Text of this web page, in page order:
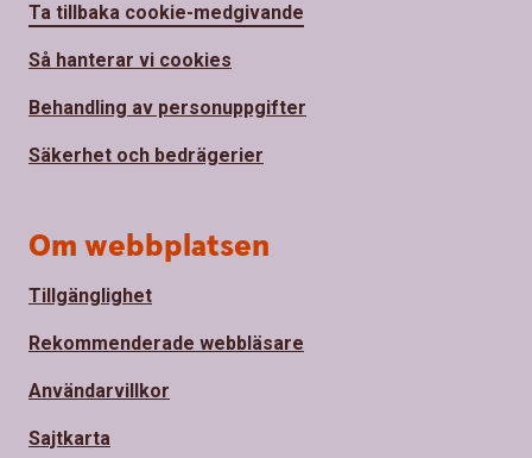
Ta tillbaka cookie-medgivande
Så hanterar vi cookies
Behandling av personuppgifter
Säkerhet och bedrägerier
Om webbplatsen
Tillgänglighet
Rekommenderade webbläsare
Användarvillkor
Sajtkarta